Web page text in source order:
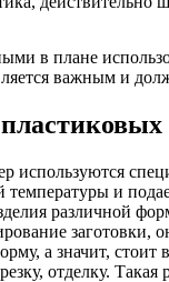
в плане
важным и
используются
и
различной
заготовки,
а значит, стоит
отделку.